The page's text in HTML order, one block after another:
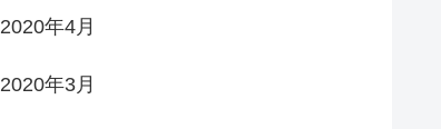
2020年4月
2020年3月